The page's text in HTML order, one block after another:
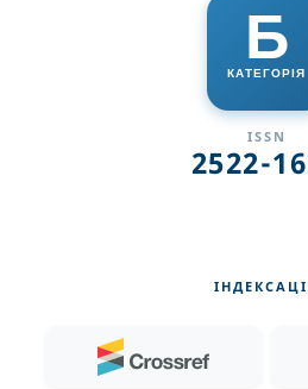
Б
КАТЕГОРІЯ
ISSN
2522-